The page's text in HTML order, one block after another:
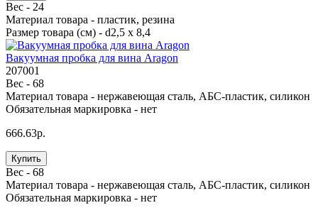
Вес - 24
Материал товара - пластик, резина
Размер товара (см) - d2,5 х 8,4
Вакуумная пробка для вина Aragon
207001
Вес - 68
Материал товара - нержавеющая сталь, АБС-пластик, силикон
Обязательная маркировка - нет
666.63р.
Купить
Вес - 68
Материал товара - нержавеющая сталь, АБС-пластик, силикон
Обязательная маркировка - нет